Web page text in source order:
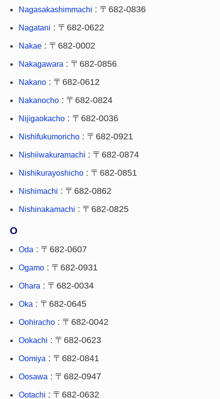
Nagasakashimmachi : 〒682-0836
Nagatani : 〒682-0622
Nakae : 〒682-0002
Nakagawara : 〒682-0856
Nakano : 〒682-0612
Nakanocho : 〒682-0824
Nijigaokacho : 〒682-0036
Nishifukumoricho : 〒682-0921
Nishiiwakuramachi : 〒682-0874
Nishikurayoshicho : 〒682-0851
Nishimachi : 〒682-0862
Nishinakamachi : 〒682-0825
O
Oda : 〒682-0607
Ogamo : 〒682-0931
Ohara : 〒682-0034
Oka : 〒682-0645
Oohiracho : 〒682-0042
Ookachi : 〒682-0623
Oomiya : 〒682-0841
Oosawa : 〒682-0947
Ootachi : 〒682-0632